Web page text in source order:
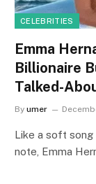
CELEBRITIES
Emma
Billionaire
Talked-
By umer
Like a soft
note, Emma